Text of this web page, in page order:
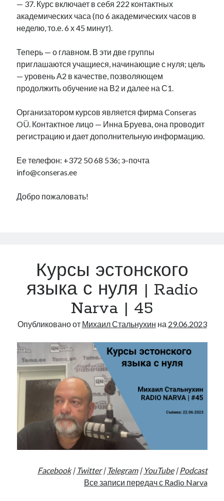
— 37. Курс включает в себя 222 контактных
академических часа (по 6 академических часов в
неделю, то.е. 6 х 45 минут).
Теперь — о главном. В эти две группы
приглашаются учащиеся, начинающие с нуля; цель
— уровень А2 в качестве, позволяющем
продолжить обучение на В2 и далее на С1.
Организатором курсов является фирма Conseras
OÜ. Контактное лицо — Инна Бруева, она проводит
регистрацию и дает дополнительную информацию.
Ее телефон: +372 50 68 536; э-почта
info@conseras.ee
Добро пожаловать!
Курсы эстонского
языка с нуля | Radio
Narva | 45
Опубликовано от Михаил Стальнухин на 29.06.2023
Facebook| Twitter| Telegram| YouTube| Podcast
Все записи передач с Radio Narva